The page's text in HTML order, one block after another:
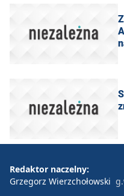
Redaktor naczelny:
Grzegorz Wierzchołowski